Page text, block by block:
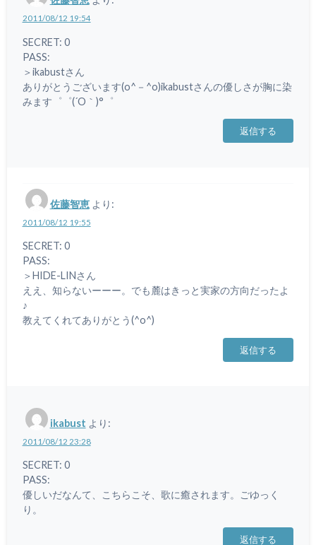
2011/08/12 19:54
SECRET: 0
PASS:
＞ikabustさん
ありがとうございます(o^－^o)ikabustさんの優しさが胸に染
みます゜゜(´O｀)°゜
返信する
佐藤智恵 より:
2011/08/12 19:55
SECRET: 0
PASS:
＞HIDE-LINさん
ええ、知らないーーー。でも麓はきっと実家の方向だったよ
♪
教えてくれてありがとう(^o^)
返信する
ikabust より:
2011/08/12 23:28
SECRET: 0
PASS:
優しいだなんて、こちらこそ、歌に癒されます。ごゆっく
り。
返信する